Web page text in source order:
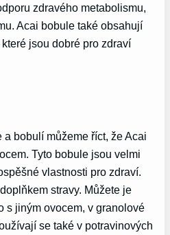
zdravého metabolismu,
Acai bobule také obsahují
jsou dobré pro zdraví
bobulí můžeme říct, že Acai
Tyto bobule jsou velmi
vlastnosti pro zdraví.
stravy. Můžete je
s jiným ovocem, v granolové
se také v potravinových